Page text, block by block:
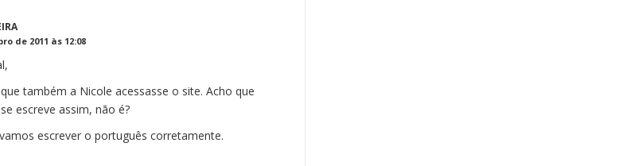
de 2011 às 12:08
também a Nicole acessasse o site. Acho que
escreve assim, não é?
escrever o português corretamente.